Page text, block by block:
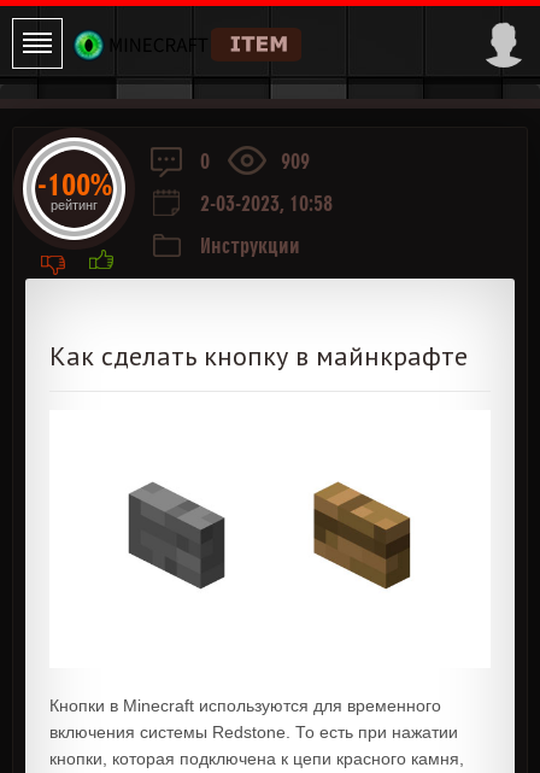
0
909
2-03-2023, 10:58
Инструкции
Как сделать кнопку в майнкрафте
Кнопки в Minecraft используются для временного
включения системы Redstone. То есть при нажатии
кнопки, которая подключена к цепи красного камня,
-100%
рейтинг